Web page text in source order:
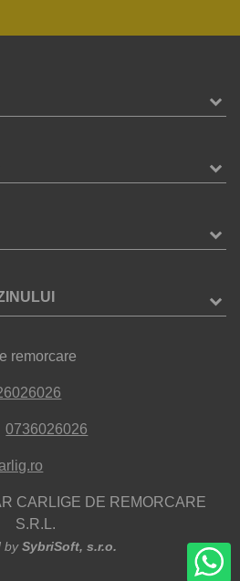
remorcare
0736026026
CARLIGE DE REMORCARE
S.R.L.
bySybriSoft, s.r.o.